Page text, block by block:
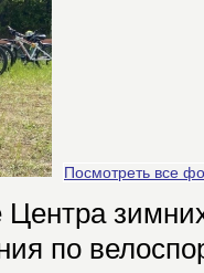
Посмотреть все
по